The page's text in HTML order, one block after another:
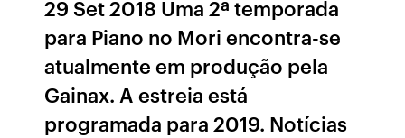
29 Set 2018 Uma 2ª temporada
para Piano no Mori encontra-se
atualmente em produção pela
Gainax. A estreia está
programada para 2019. Notícias